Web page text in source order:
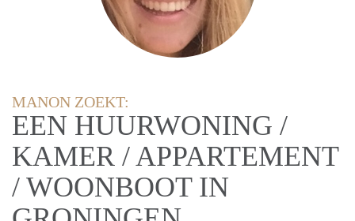
MANON ZOEKT:
EEN HUURWONING /
KAMER / APPARTEMENT
/ WOONBOOT IN